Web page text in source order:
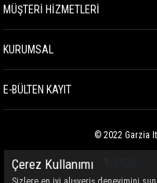
MÜŞTERİ HİZMETLERİ
KURUMSAL
E-BÜLTEN KAYIT
© 2022 Garzia
Çerez Kullanımı